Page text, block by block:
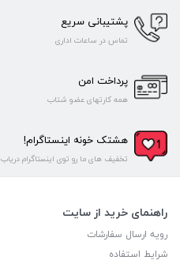
پشتیبانی سریع
تماس در ساعات اداری
پرداخت امن
همه کارتهای عضو شتاب
هشتک خونه اینستاگرام!
تخفیف های ما رو توی اینستاگرام دریاب
راهنمای خرید از سایت
رویه ارسال سفارشات
شرایط استفاده